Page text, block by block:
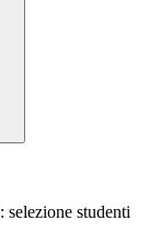
studenti